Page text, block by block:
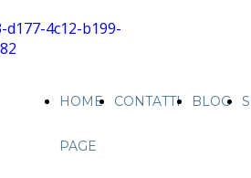
HOME
PAGE
CONTATTI BLOG